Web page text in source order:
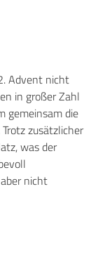
Advent nicht
in großer Zahl
gemeinsam die
zusätzlicher
was der
nicht